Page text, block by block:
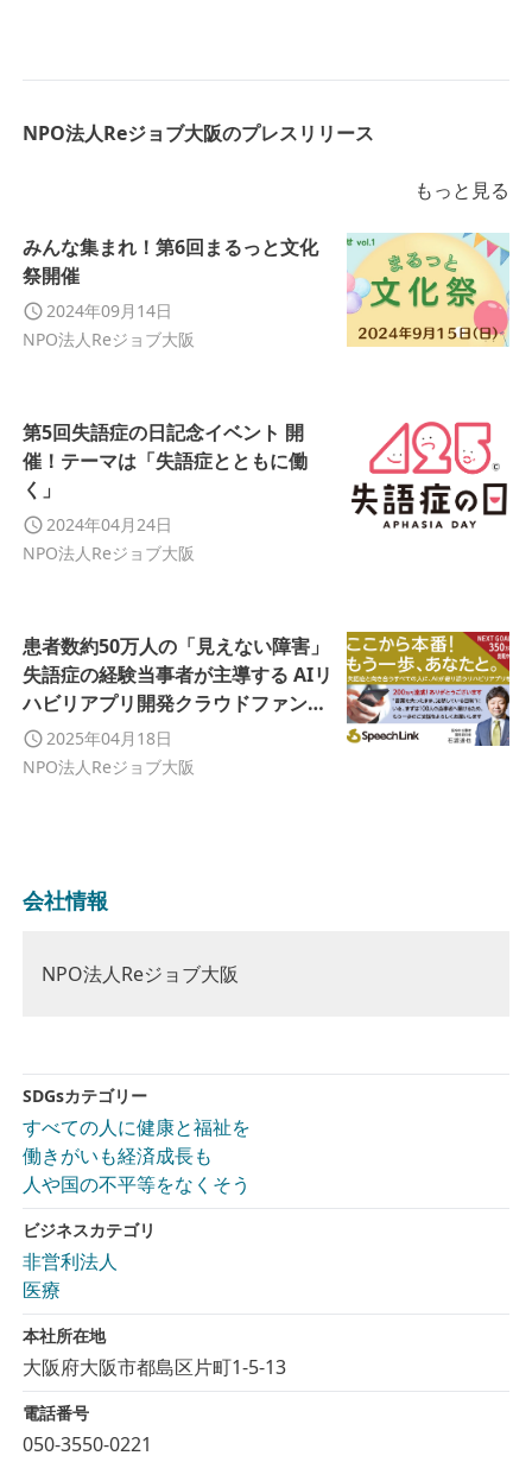
NPO法人Reジョブ大阪のプレスリリース
もっと見る
みんな集まれ！第6回まるっと文化
祭開催
2024年09月14日
NPO法人Reジョブ大阪
第5回失語症の日記念イベント 開
催！テーマは「失語症とともに働
く」
2024年04月24日
NPO法人Reジョブ大阪
患者数約50万人の「見えない障害」
失語症の経験当事者が主導する AIリ
ハビリアプリ開発クラウドファンデ
ィング、ファーストゴール目標金額
を達成
2025年04月18日
NPO法人Reジョブ大阪
会社情報
NPO法人Reジョブ大阪
SDGsカテゴリー
すべての人に健康と福祉を
働きがいも経済成長も
人や国の不平等をなくそう
ビジネスカテゴリ
非営利法人
医療
本社所在地
大阪府大阪市都島区片町1-5-13
電話番号
050-3550-0221